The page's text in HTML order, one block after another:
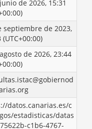
de 2026, 15:31
septiembre de 2023,
(UTC+00:00)
de 2026, 23:44
datos.canarias.es/c
estadisticas/datas
c1b6-4767-